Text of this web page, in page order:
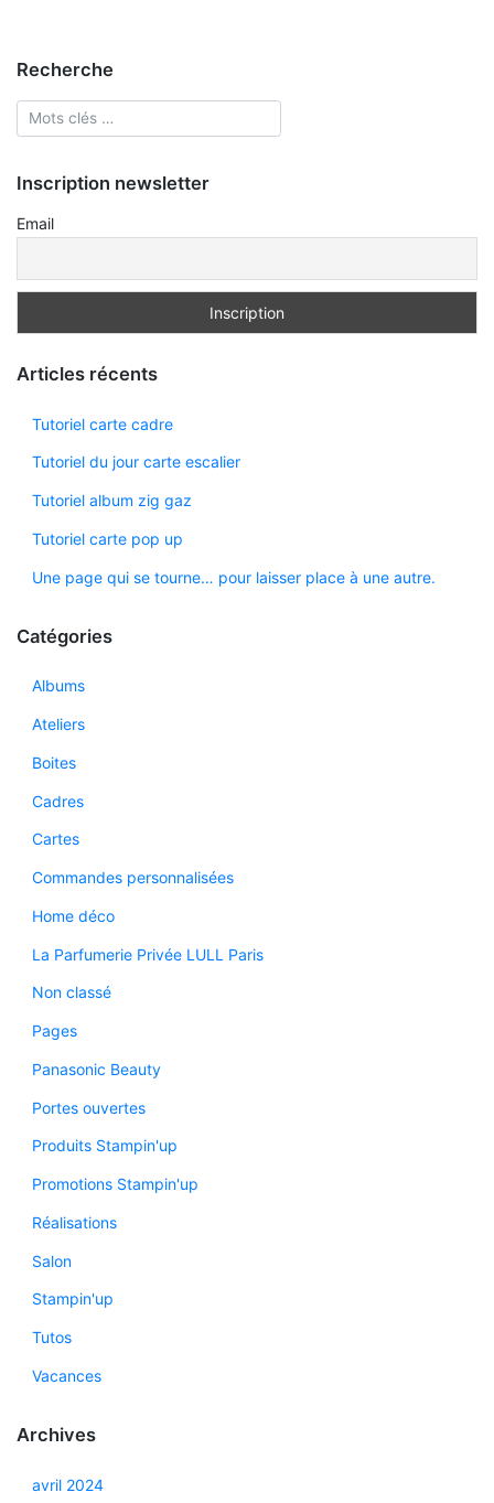
Recherche
Inscription newsletter
Email
Articles récents
Tutoriel carte cadre
Tutoriel du jour carte escalier
Tutoriel album zig gaz
Tutoriel carte pop up
Une page qui se tourne… pour laisser place à une autre.
Catégories
Albums
Ateliers
Boites
Cadres
Cartes
Commandes personnalisées
Home déco
La Parfumerie Privée LULL Paris
Non classé
Pages
Panasonic Beauty
Portes ouvertes
Produits Stampin'up
Promotions Stampin'up
Réalisations
Salon
Stampin'up
Tutos
Vacances
Archives
avril 2024